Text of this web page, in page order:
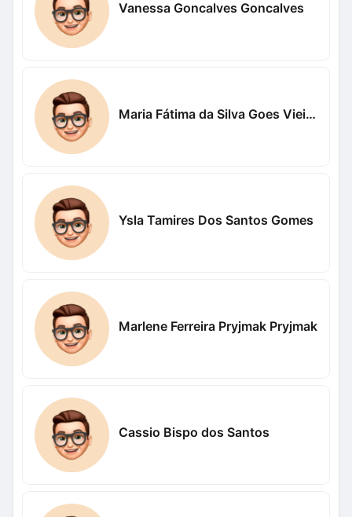
Vanessa Goncalves Goncalves
Maria Fátima da Silva Goes Vieira Vieira
Ysla Tamires Dos Santos Gomes
Marlene Ferreira Pryjmak Pryjmak
Cassio Bispo dos Santos